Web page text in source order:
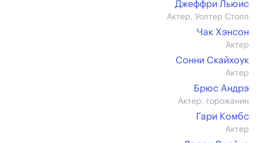
Джеффри Льюис
Актер, Уолтер Столл
Чак Хэнсон
Актер
Сонни Скайхоук
Актер
Брюс Андрэ
Актер, горожанин
Гари Комбс
Актер